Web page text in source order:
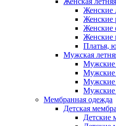
Женские
Женские
Женские
Женские
Платья,
Мужская
Мужские
Мужские
Мужские
Мембранная одежда
Детская
Детские